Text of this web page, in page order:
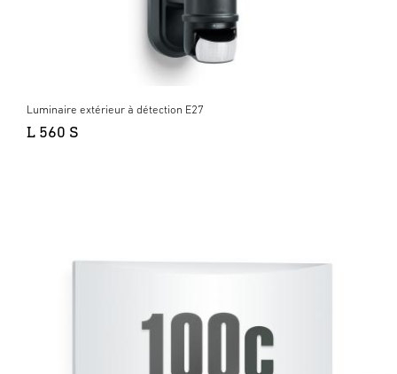
Luminaire extérieur à détection E27
L 560 S